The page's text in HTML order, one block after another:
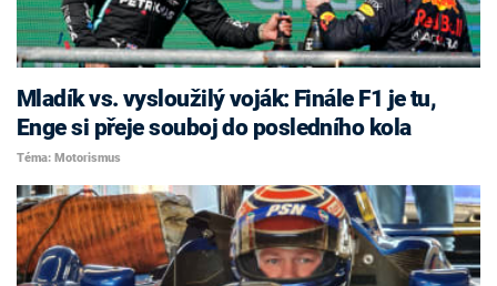
Mladík vs. vysloužilý voják: Finále F1 je tu,
Enge si přeje souboj do posledního kola
Téma: Motorismus